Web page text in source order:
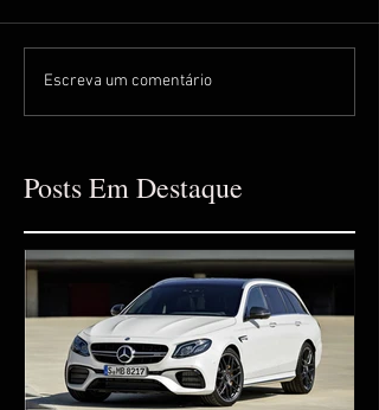
Escreva um comentário
Posts Em Destaque